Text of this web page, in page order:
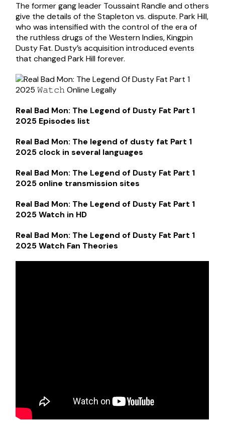
The former gang leader Toussaint Randle and others
give the details of the Stapleton vs. dispute. Park Hill,
who was intensified with the control of the era of
the ruthless drugs of the Western Indies, Kingpin
Dusty Fat. Dusty’s acquisition introduced events
that changed Park Hill forever.
Real Bad Mon: The Legend of Dusty Fat Part 1
2025 Episodes list
Real Bad Mon: The legend of dusty fat Part 1
2025 clock in several languages ​​
Real Bad Mon: The Legend of Dusty Fat Part 1
2025 online transmission sites
Real Bad Mon: The Legend of Dusty Fat Part 1
2025 Watch in HD
Real Bad Mon: The Legend of Dusty Fat Part 1
2025 Watch Fan Theories